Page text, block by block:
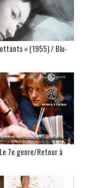
» (1955) / Blu-
7e genre/Retour à